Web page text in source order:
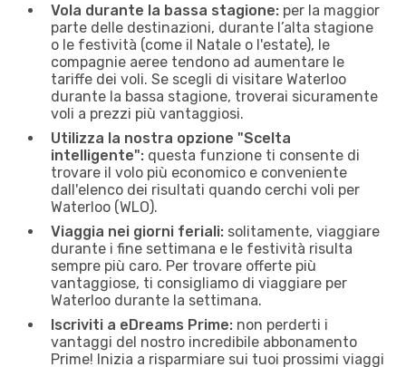
Vola durante la bassa stagione: per la maggior
parte delle destinazioni, durante l’alta stagione
o le festività (come il Natale o l'estate), le
compagnie aeree tendono ad aumentare le
tariffe dei voli. Se scegli di visitare Waterloo
durante la bassa stagione, troverai sicuramente
voli a prezzi più vantaggiosi.
Utilizza la nostra opzione "Scelta
intelligente": questa funzione ti consente di
trovare il volo più economico e conveniente
dall'elenco dei risultati quando cerchi voli per
Waterloo (WLO).
Viaggia nei giorni feriali: solitamente, viaggiare
durante i fine settimana e le festività risulta
sempre più caro. Per trovare offerte più
vantaggiose, ti consigliamo di viaggiare per
Waterloo durante la settimana.
Iscriviti a eDreams Prime: non perderti i
vantaggi del nostro incredibile abbonamento
Prime! Inizia a risparmiare sui tuoi prossimi viaggi